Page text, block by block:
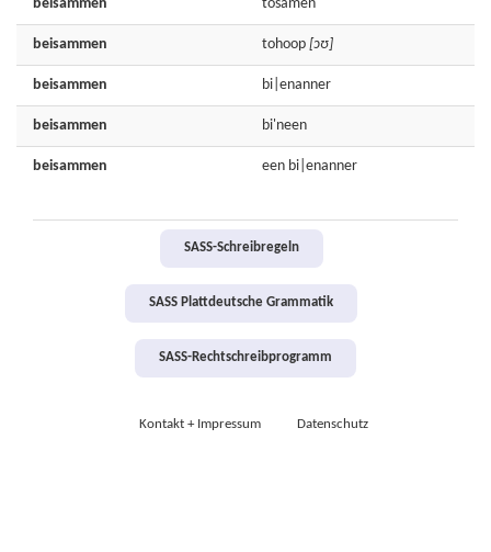
beisammen tosamen
beisammen tohoop [ɔʊ]
beisammen bi|enanner
beisammen bi'neen
beisammen een bi|enanner
SASS-Schreibregeln
SASS Plattdeutsche Grammatik
SASS-Rechtschreibprogramm
Kontakt + Impressum Datenschutz